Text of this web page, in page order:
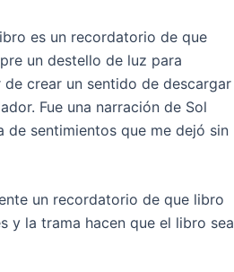
es un recordatorio de que
un destello de luz para
crear un sentido de descargar
Fue una narración de Sol
de sentimientos que me dejó sin
un recordatorio de que libro
y la trama hacen que el libro sea